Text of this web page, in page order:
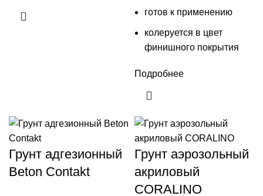
готов к применению
колеруется в цвет
финишного покрытия
Подробнее
Грунт адгезионный
Beton Contakt
Грунт аэрозольный
акриловый
CORALINO